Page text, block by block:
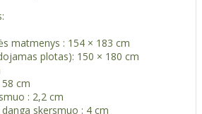
matmenys : 154 × 183 cm
plotas): 150 × 180 cm
cm
: 2,2 cm
skersmuo : 4 cm